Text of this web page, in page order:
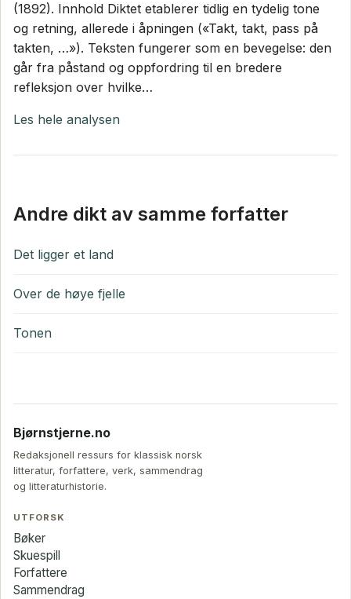
(1892). Innhold Diktet etablerer tidlig en tydelig tone
og retning, allerede i åpningen («Takt, takt, pass på
takten, …»). Teksten fungerer som en bevegelse: den
går fra påstand og oppfordring til en bredere
refleksjon over hvilke…
Les hele analysen
Andre dikt av samme forfatter
Det ligger et land
Over de høye fjelle
Tonen
Bjørnstjerne.no
Redaksjonell ressurs for klassisk norsk
litteratur, forfattere, verk, sammendrag
og litteraturhistorie.
UTFORSK
Bøker
Skuespill
Forfattere
Sammendrag